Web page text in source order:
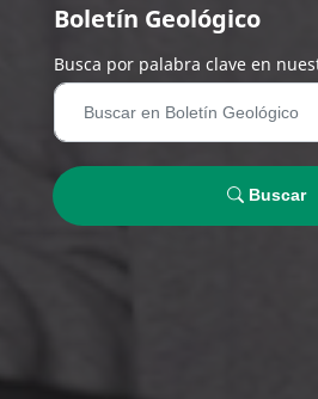
Boletín Geológico
Busca por palabra clave en
Buscar